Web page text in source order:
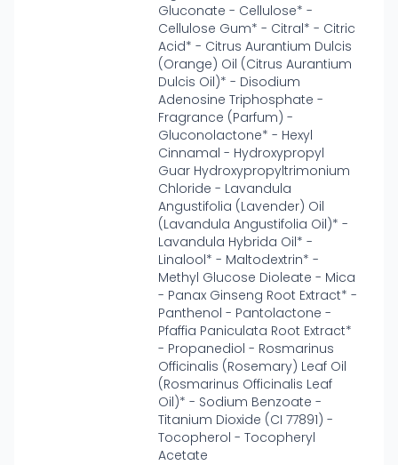
Gluconate - Cellulose* -
Cellulose Gum* - Citral* - Citric
Acid* - Citrus Aurantium Dulcis
(Orange) Oil (Citrus Aurantium
Dulcis Oil)* - Disodium
Adenosine Triphosphate -
Fragrance (Parfum) -
Gluconolactone* - Hexyl
Cinnamal - Hydroxypropyl
Guar Hydroxypropyltrimonium
Chloride - Lavandula
Angustifolia (Lavender) Oil
(Lavandula Angustifolia Oil)* -
Lavandula Hybrida Oil* -
Linalool* - Maltodextrin* -
Methyl Glucose Dioleate - Mica
- Panax Ginseng Root Extract* -
Panthenol - Pantolactone -
Pfaffia Paniculata Root Extract*
- Propanediol - Rosmarinus
Officinalis (Rosemary) Leaf Oil
(Rosmarinus Officinalis Leaf
Oil)* - Sodium Benzoate -
Titanium Dioxide (CI 77891) -
Tocopherol - Tocopheryl
Acetate